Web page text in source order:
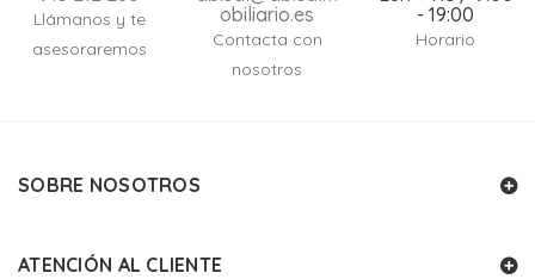
Llámanos y te
asesoraremos
obiliario.es
Contacta con
nosotros
- 19:00
Horario
SOBRE NOSOTROS
ATENCIÓN AL CLIENTE